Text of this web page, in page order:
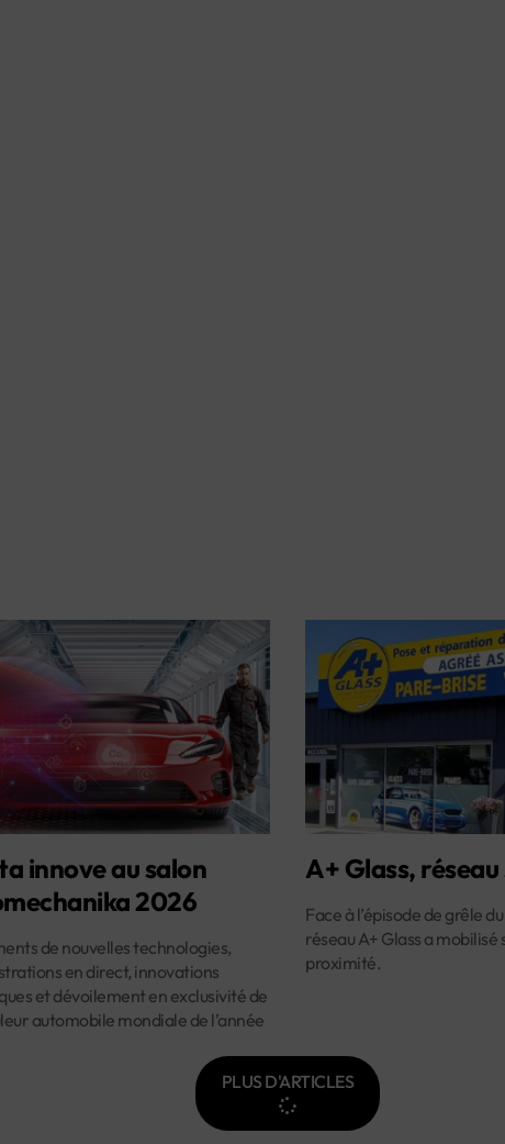
innove au salon
2026
de nouvelles technologies,
en direct, innovations
et dévoilement en exclusivité de
automobile mondiale de l’année
A+ Glass,
Face à l’épisode de grêle
réseau A+ Glass a mobilisé
proximité.
PLUS D'ARTICLES